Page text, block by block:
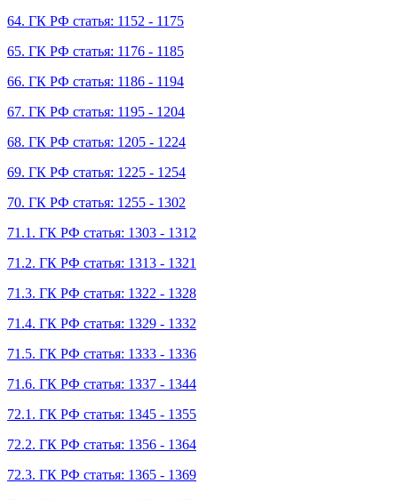
64. ГК РФ статья: 1152 - 1175
65. ГК РФ статья: 1176 - 1185
66. ГК РФ статья: 1186 - 1194
67. ГК РФ статья: 1195 - 1204
68. ГК РФ статья: 1205 - 1224
69. ГК РФ статья: 1225 - 1254
70. ГК РФ статья: 1255 - 1302
71.1. ГК РФ статья: 1303 - 1312
71.2. ГК РФ статья: 1313 - 1321
71.3. ГК РФ статья: 1322 - 1328
71.4. ГК РФ статья: 1329 - 1332
71.5. ГК РФ статья: 1333 - 1336
71.6. ГК РФ статья: 1337 - 1344
72.1. ГК РФ статья: 1345 - 1355
72.2. ГК РФ статья: 1356 - 1364
72.3. ГК РФ статья: 1365 - 1369